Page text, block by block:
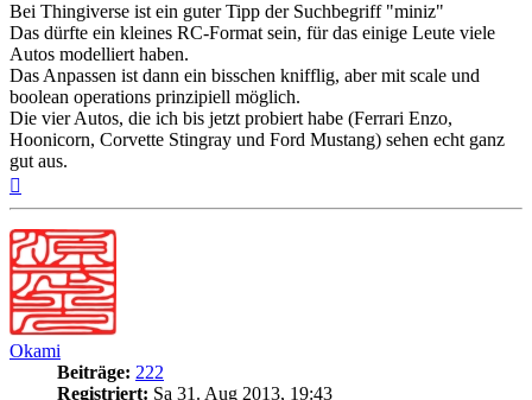
Bei Thingiverse ist ein guter Tipp der Suchbegriff "miniz"
Das dürfte ein kleines RC-Format sein, für das einige Leute viele
Autos modelliert haben.
Das Anpassen ist dann ein bisschen knifflig, aber mit scale und
boolean operations prinzipiell möglich.
Die vier Autos, die ich bis jetzt probiert habe (Ferrari Enzo,
Hoonicorn, Corvette Stingray und Ford Mustang) sehen echt ganz
gut aus.
Okami
Beiträge: 222
Registriert: Sa 31. Aug 2013, 19:43